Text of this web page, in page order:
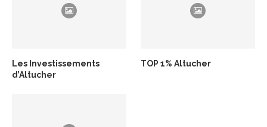
Les Investissements
d’Altucher
TOP 1% Altucher